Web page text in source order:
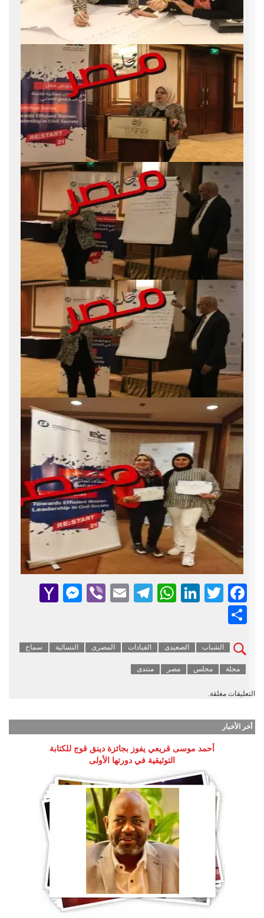
Facebook
Twitter
LinkedIn
WhatsApp
Telegram
Email
Viber
الشباب الصعيدى القيادات المصرى النسائية سماح
مجلة مجلس مصر منتدى
التعليقات مغلقة.
أخر الأخبار
أحمد موسى قريعي يفوز بجائزة دينق قوج للكتابة
التوثيقية في دورتها الأولى